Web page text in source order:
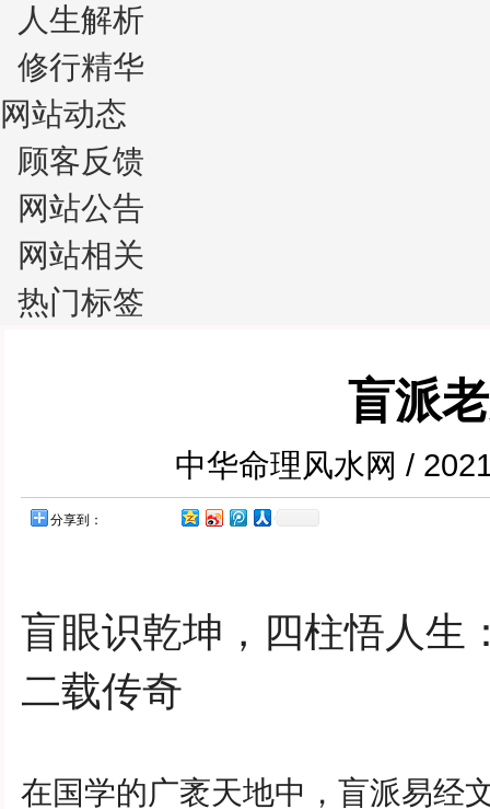
人生解析
修行精华
网站动态
顾客反馈
网站公告
网站相关
热门标签
盲派
中华命理风水网 /
分享到：
盲眼识乾坤，四柱悟人生
二载传奇
在国学的广袤天地中，盲派易经